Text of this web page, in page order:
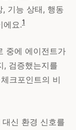
기능 상태, 행동
에요.1
중에 에이전트가
, 검증했는지를
크포인트의 비
신 환경 신호를